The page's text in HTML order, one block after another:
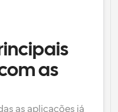
as
as aplicações já